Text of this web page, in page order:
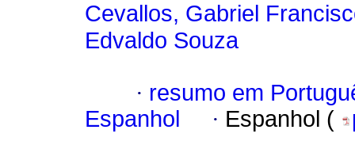
Cevallos, Gabriel
Edvaldo Souza
· resumo em
Espanhol
· Espanhol (